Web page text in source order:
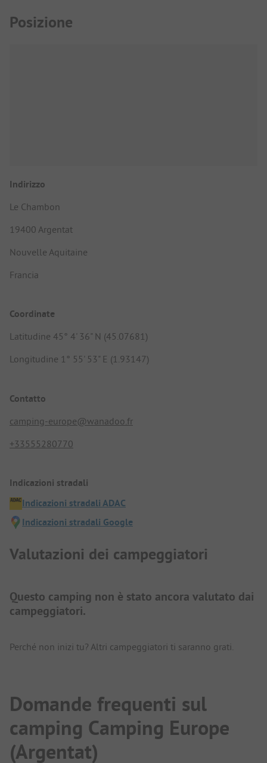
Posizione
Indirizzo
Le Chambon
19400 Argentat
Nouvelle Aquitaine
Francia
Coordinate
Latitudine 45° 4' 36" N (45.07681)
Longitudine 1° 55' 53" E (1.93147)
Contatto
camping-europe@wanadoo.fr
+33555280770
Indicazioni stradali
Indicazioni stradali ADAC
Indicazioni stradali Google
Valutazioni dei campeggiatori
Questo camping non è stato ancora valutato dai
campeggiatori.
Perché non inizi tu? Altri campeggiatori ti saranno grati.
Domande frequenti sul
camping Camping Europe
(Argentat)